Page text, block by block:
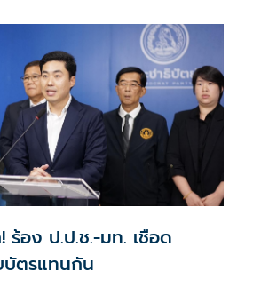
ร้อง ป.ป.ช.-มท. เชือด
ตรแทนกัน